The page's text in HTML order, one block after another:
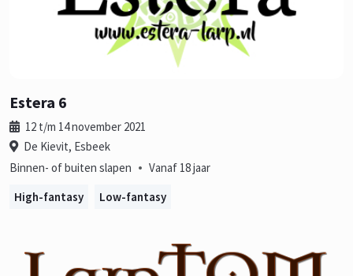
Estera 6
12 t/m 14 november 2021
De Kievit, Esbeek
Binnen- of buiten slapen • Vanaf 18 jaar
High-fantasy
Low-fantasy